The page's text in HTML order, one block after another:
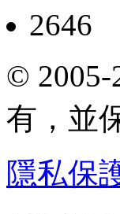
2646
© 2005-
有，並
隱私保